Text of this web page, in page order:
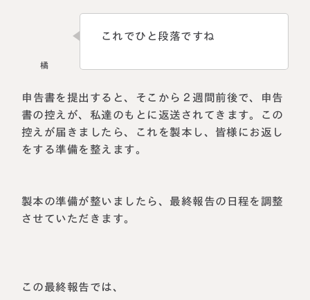
これでひと段落ですね
申告書を提出すると、そこから２週間前後で、申告
書の控えが、私達のもとに返送されてきます。この
控えが届きましたら、これを製本し、皆様にお返し
をする準備を整えます。
製本の準備が整いましたら、最終報告の日程を調整
させていただきます。
この最終報告では、